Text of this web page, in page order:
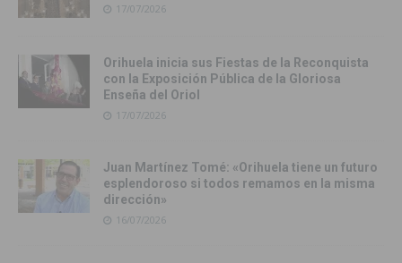
17/07/2026
Orihuela inicia sus Fiestas de la Reconquista
con la Exposición Pública de la Gloriosa
Enseña del Oriol
17/07/2026
Juan Martínez Tomé: «Orihuela tiene un futuro
esplendoroso si todos remamos en la misma
dirección»
16/07/2026